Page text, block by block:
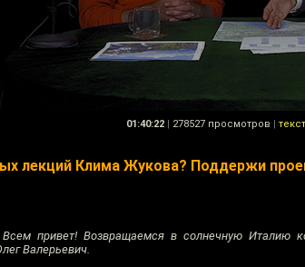
01:40:22 | 278527 просмотров | текст
лекций Клима Жукова? Поддержи
Всем привет! Возвращаемся в солнечную Италию
Валерьевич.